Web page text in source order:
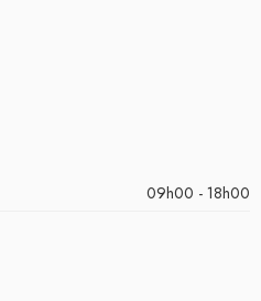
09h00 - 18h00